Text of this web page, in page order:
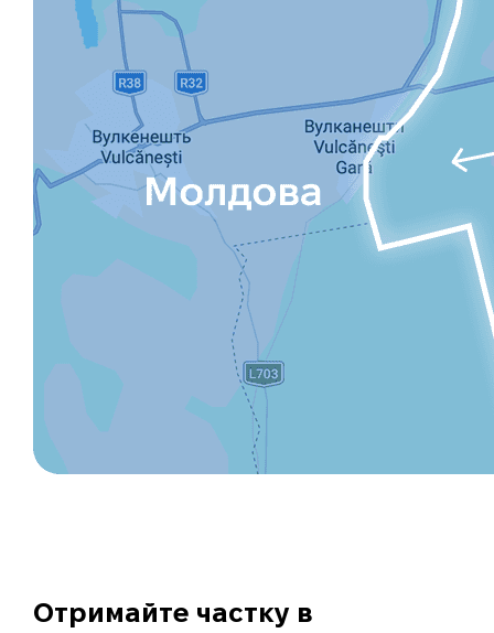
Отримайте частку в